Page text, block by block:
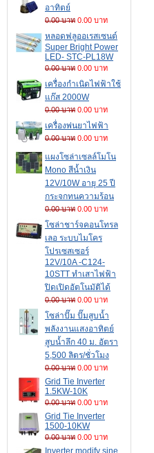
อาทิตย์
0.00 บาท 0.00 บาท
หลอดฟลูออเรสเซนต์
Super Bright Power
LED- STC-PL18W
0.00 บาท 0.00 บาท
เครื่องกำเนิดไฟฟ้าใช้
แก๊ส 2000W
0.00 บาท 0.00 บาท
เครื่องพ่นยาไฟฟ้า
0.00 บาท 0.00 บาท
แผงโซล่าเซลล์โมโน
Mono สีน้ำเงิน
12V/10W อายุ 25 ปี
กระจกทนความร้อน
0.00 บาท 0.00 บาท
โซล่าชาร์จคอนโทรล
เลอ ระบบไมโคร
โปรเซสเซอร์
12V/10A -C124-
10STT ทำเสาไฟฟ้า
ปิดเปิดอัตโนมัติได้
0.00 บาท 0.00 บาท
โซล่าปั๊ม ปั๊มสูบน้ำ
พลังงานแสงอาทิตย์
สูบน้ำลึก 40 ม. อัตรา
5,500 ลิตร/ชั่วโมง
0.00 บาท 0.00 บาท
Grid Tie Inverter
1.5KW-10K
0.00 บาท 0.00 บาท
Grid Tie Inverter
1500-10KW
0.00 บาท 0.00 บาท
Inverter modify sine